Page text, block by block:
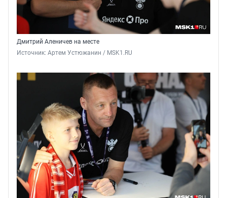
Дмитрий Аленичев на месте
Источник: Артем Устюжанин / MSK1.RU